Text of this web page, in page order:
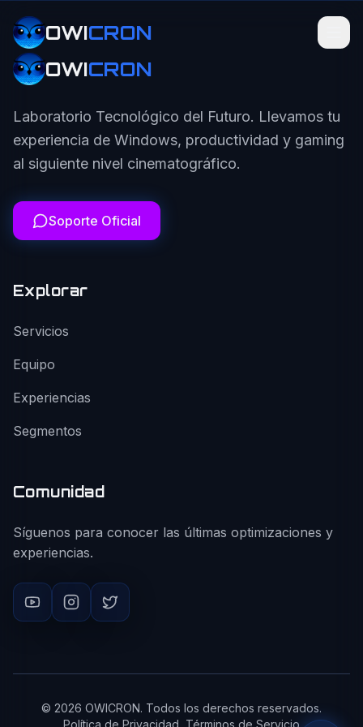
OWICRON
OWICRON
Laboratorio Tecnológico del Futuro. Llevamos tu
experiencia de Windows, productividad y gaming
al siguiente nivel cinematográfico.
Soporte Oficial
Explorar
Servicios
Equipo
Experiencias
Segmentos
Comunidad
Síguenos para conocer las últimas optimizaciones y
experiencias.
© 2026 OWICRON. Todos los derechos reservados.
Política de Privacidad Términos de Servicio